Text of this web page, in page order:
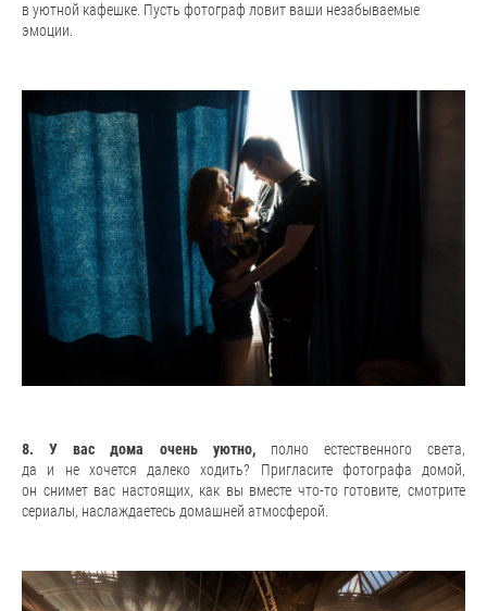
в уютной кафешке. Пусть фотограф ловит ваши незабываемые
эмоции.
8. У вас дома очень уютно, полно естественного света,
да и не хочется далеко ходить?
Пригласите фотографа домой,
он снимет вас настоящих, как вы вместе что-то готовите, смотрите
сериалы, наслаждаетесь домашней атмосферой.